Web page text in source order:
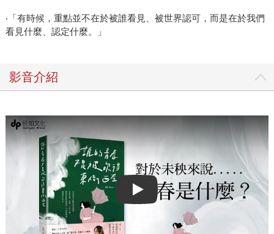
‧「有時候，重點並不在於被誰看見、被世界認可，而是在於我們
看見什麼、認定什麼。」
影音介紹
Play video